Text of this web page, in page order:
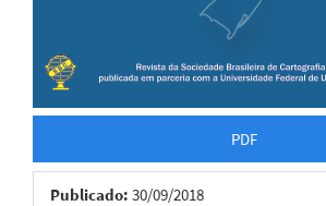
PDF
Publicado: 30/09/2018